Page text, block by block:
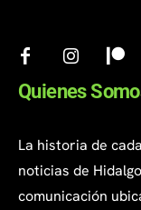
Quienes
La historia de
noticias de
comunicación